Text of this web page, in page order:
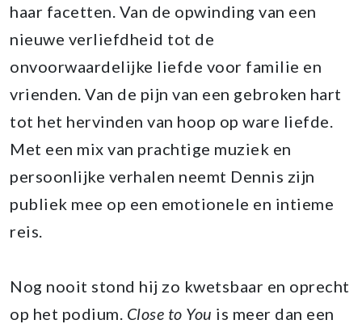
haar facetten. Van de opwinding van een
nieuwe verliefdheid tot de
onvoorwaardelijke liefde voor familie en
vrienden. Van de pijn van een gebroken hart
tot het hervinden van hoop op ware liefde.
Met een mix van prachtige muziek en
persoonlijke verhalen neemt Dennis zijn
publiek mee op een emotionele en intieme
reis.
Nog nooit stond hij zo kwetsbaar en oprecht
op het podium. Close to You is meer dan een